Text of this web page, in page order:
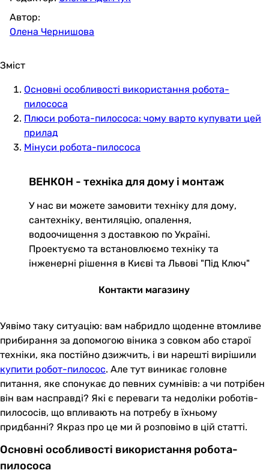
Автор:
Олена Чернишова
Зміст
Основні особливості використання робота-
пилососа
Плюси робота-пилососа: чому варто купувати цей
прилад
Мінуси робота-пилососа
ВЕНКОН - техніка для дому і монтаж
У нас ви можете замовити техніку для дому,
сантехніку, вентиляцію, опалення,
водоочищення з доставкою по Україні.
Проектуємо та встановлюємо техніку та
інженерні рішення в Києві та Львові "Під Ключ"
Контакти магазину
Уявімо таку ситуацію: вам набридло щоденне втомливе
прибирання за допомогою віника з совком або старої
техніки, яка постійно дзижчить, і ви нарешті вирішили
купити робот-пилосос. Але тут виникає головне
питання, яке спонукає до певних сумнівів: а чи потрібен
він вам насправді? Які є переваги та недоліки роботів-
пилососів, що впливають на потребу в їхньому
придбанні? Якраз про це ми й розповімо в цій статті.
Основні особливості використання робота-
пилососа